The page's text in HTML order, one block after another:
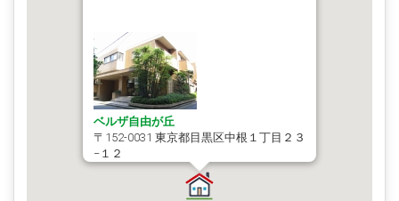
ベルザ自由が丘
〒152-0031 東京都目黒区中根１丁目２３
−１２